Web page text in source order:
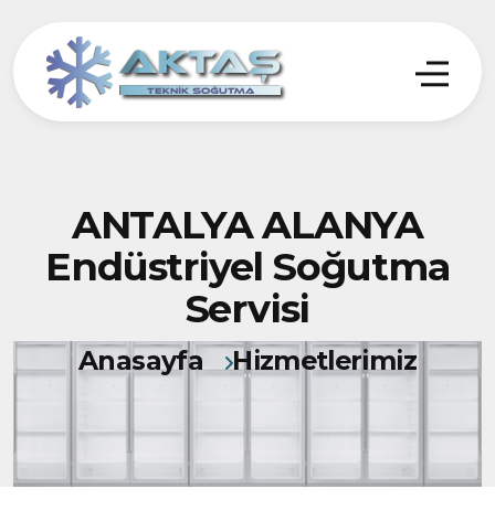
ANTALYA ALANYA
Endüstriyel Soğutma
Servisi
Anasayfa Hizmetlerimiz